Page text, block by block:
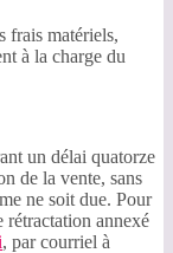
frais matériels,
à la charge du
un délai quatorze
de la vente, sans
ne soit due. Pour
rétractation annexé
, par courriel à